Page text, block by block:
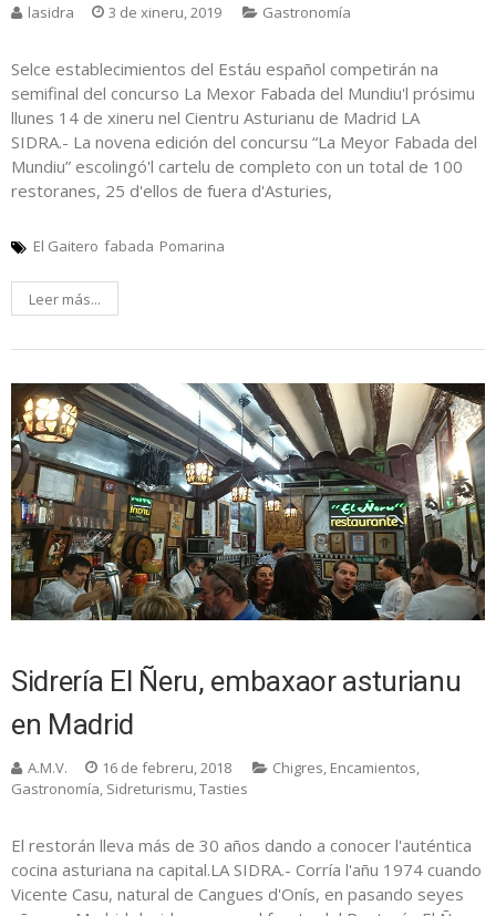
lasidra 3 de xineru, 2019 Gastronomía
Selce establecimientos del Estáu español competirán na
semifinal del concurso La Mexor Fabada del Mundiu'l prósimu
llunes 14 de xineru nel Cientru Asturianu de Madrid LA
SIDRA.- La novena edición del concursu “La Meyor Fabada del
Mundiu” escolingó'l cartelu de completo con un total de 100
restoranes, 25 d'ellos de fuera d'Asturies,
El Gaitero fabada Pomarina
Leer más...
Sidrería El Ñeru, embaxaor asturianu
en Madrid
A.M.V. 16 de febreru, 2018 Chigres Encamientos
Gastronomía Sidreturismu Tasties
El restorán lleva más de 30 años dando a conocer l'auténtica
cocina asturiana na capital.LA SIDRA.- Corría l'añu 1974 cuando
Vicente Casu, natural de Cangues d'Onís, en pasando seyes